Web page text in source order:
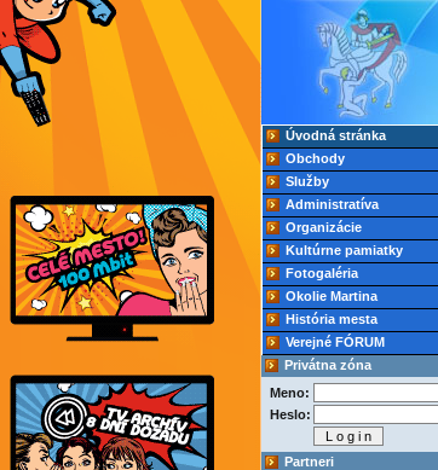
Úvodná stránka
Obchody
Služby
Administratíva
Organizácie
Kultúrne pamiatky
Fotogaléria
Okolie Martina
História mesta
Verejné FÓRUM
Privátna zóna
Meno:
Heslo:
Partneri